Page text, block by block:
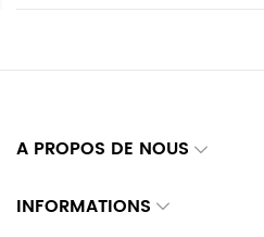
A PROPOS DE NOUS
INFORMATIONS